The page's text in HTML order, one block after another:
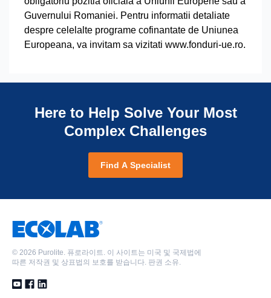
Guvernului Romaniei. Pentru informatii detaliate
despre celelalte programe cofinantate de Uniunea
Europeana, va invitam sa vizitati www.fonduri-ue.ro.
Here to Help Solve Your Most
Complex Challenges
Find A Specialist
© 2026 Purolite. 퓨로라이트. 이 사이트는 미국 및 국제법에
따른 저작권 및 상표법의 보호를 받습니다. 판권 소유.